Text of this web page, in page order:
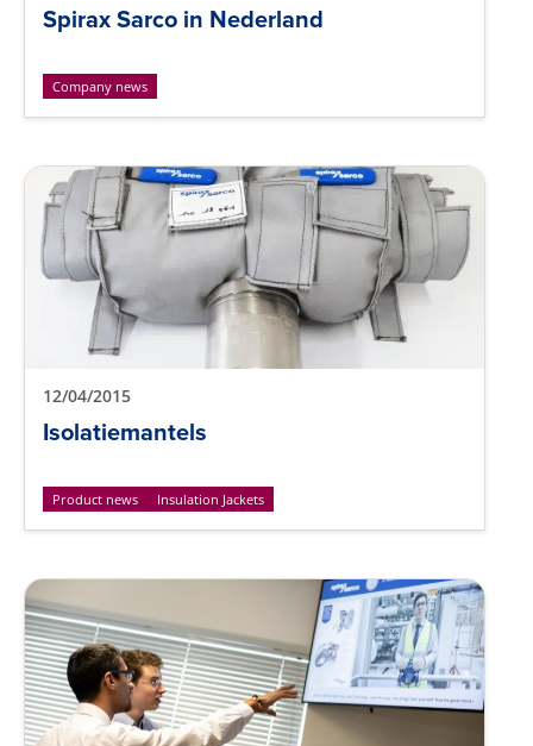
Spirax Sarco in Nederland
Company news
12/04/2015
Isolatiemantels
Product news Insulation Jackets